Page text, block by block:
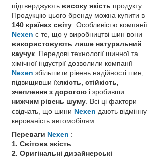
підтверджують високу якість продукту.
Продукцію цього бренду можна купити в
140 країнах світу . Особливістю компанії
Nexen є те, що у виробництві шин вони
використовують лише натуральний
каучук . Передові технології шинної та
хімічної індустрії дозволили компанії
Nexen збільшити рівень надійності шин,
підвищивши їхякість, стійкість,
зчеплення з дорогою і зробивши
нижчим рівень шуму . Всі ці фактори
свідчать, що шини Nexen дають відмінну
керованість автомобілям.
Переваги Nexen :
1. Світова якість
2. Оригінальні дизайнерські